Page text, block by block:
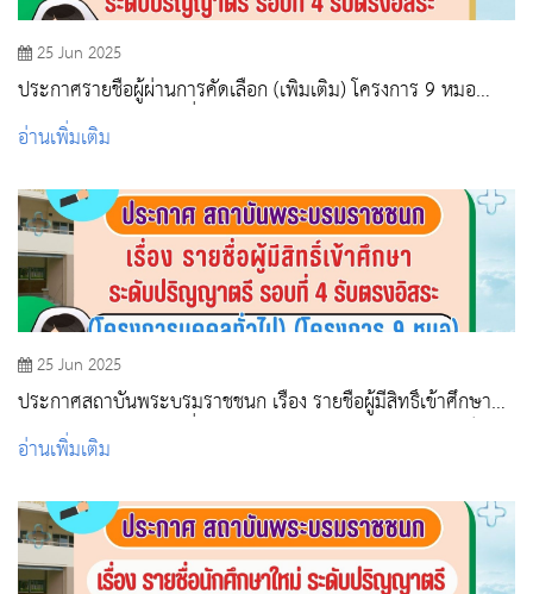
25 Jun 2025
ประกาศรายชื่อผู้ผ่านการคัดเลือก (เพิ่มเติม) โครงการ 9 หมอ
ระดับปริญญาตรี รอบที่ 4 รับตรงอิสระ
อ่านเพิ่มเติม
25 Jun 2025
ประกาศสถาบันพระบรมราชชนก เรื่อง รายชื่อผู้มีสิทธิ์เข้าศึกษา
ระดับปริญญาตรี รอบที่ 4 รับตรงอิสระ คณะพยาบาลศาสตร์
หลักสูตรพยาบาลศาสตรบัณฑิต สถานศึกษา สถาบันพระบรมราช
อ่านเพิ่มเติม